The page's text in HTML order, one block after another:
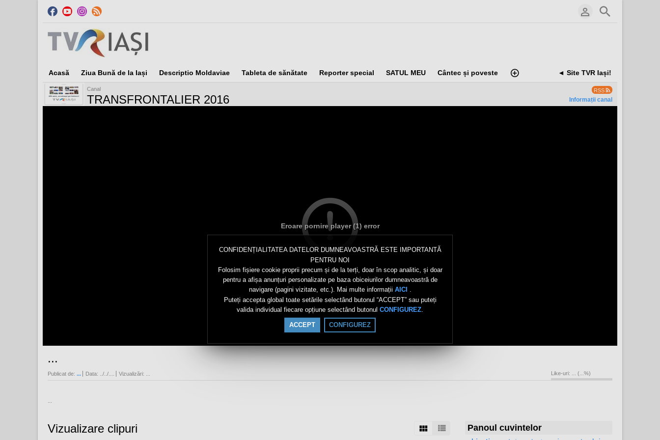
CONFIDENȚIALITATEA DATELOR DUMNEAVOASTRĂ ESTE IMPORTANTĂ
PENTRU NOI
Folosim fișiere cookie proprii precum și de la terți, doar în scop analitic, și doar
pentru a afișa anunțuri personalizate pe baza obiceiurilor dumneavoastră de
navigare (pagini vizitate, etc.). Mai multe informații AICI .
Puteți accepta global toate setările selectând butonul “ACCEPT” sau puteți
valida individual fiecare opțiune selectând butonul CONFIGUREZ
ACCEPT CONFIGUREZ
Acasă Ziua Bună de la Iași Descriptio Moldaviae Tableta de sănătate Reporter special SATUL MEU Cântec și poveste ◄ Site TVR Iași!
RSS
Informații canal
Canal
TRANSFRONTALIER 2016
Eroare pornire player (1) error
...
Publicat de: ... Data: ../../.... Vizualizări: Like-uri: ( %)
...
Vizualizare clipuri Panoul cuvintelor